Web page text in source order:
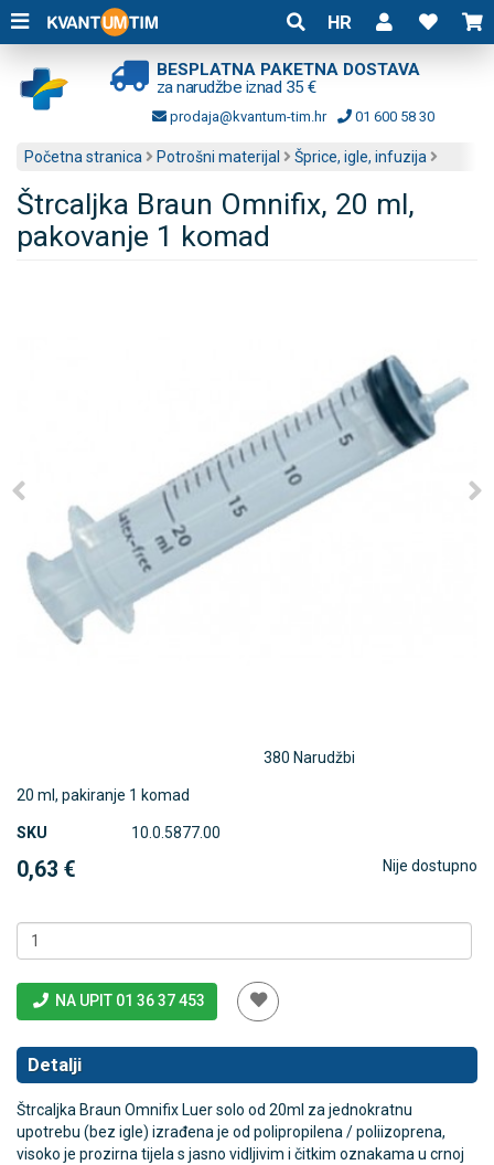
HR
BESPLATNA PAKETNA DOSTAVA
za narudžbe iznad 35 €
prodaja@kvantum-tim.hr 01 600 58 30
Početna stranica Potrošni materijal Šprice, igle, infuzija
Štrcaljka Braun Omnifix, 20 ml,
pakovanje 1 komad
380 Narudžbi
20 ml, pakiranje 1 komad
SKU 10.0.5877.00
0,63 € Nije dostupno
NA UPIT 01 36 37 453
Detalji
Štrcaljka Braun Omnifix Luer solo od 20ml za jednokratnu
upotrebu (bez igle) izrađena je od polipropilena / poliizoprena,
visoko je prozirna tijela s jasno vidljivim i čitkim oznakama u crnoj